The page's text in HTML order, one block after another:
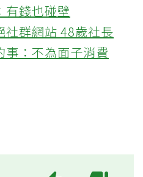
有錢也碰壁
群網站 48歲社長
事：不為面子消費